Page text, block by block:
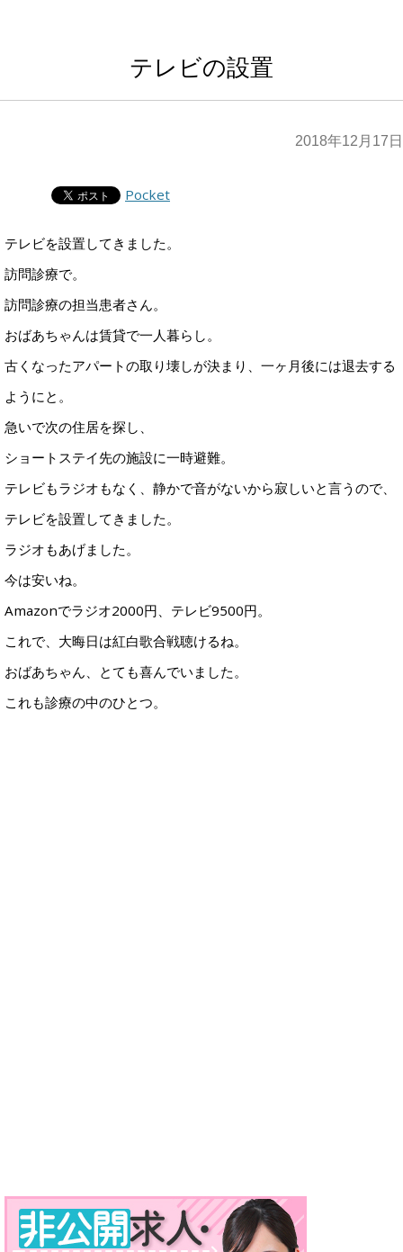
テレビの設置
2018年12月17日
Pocket
テレビを設置してきました。
訪問診療で。
訪問診療の担当患者さん。
おばあちゃんは賃貸で一人暮らし。
古くなったアパートの取り壊しが決まり、一ヶ月後には退去する
ようにと。
急いで次の住居を探し、
ショートステイ先の施設に一時避難。
テレビもラジオもなく、静かで音がないから寂しいと言うので、
テレビを設置してきました。
ラジオもあげました。
今は安いね。
Amazonでラジオ2000円、テレビ9500円。
これで、大晦日は紅白歌合戦聴けるね。
おばあちゃん、とても喜んでいました。
これも診療の中のひとつ。